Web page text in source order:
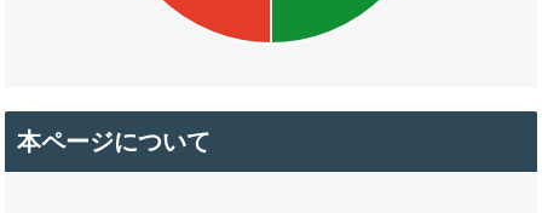
本ページについて